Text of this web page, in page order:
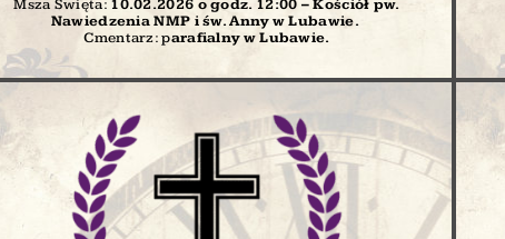
Msza Święta: 10.02.2026 o godz. 12:00 – Kościół pw.
Nawiedzenia NMP i św. Anny w Lubawie.
Cmentarz: parafialnyw Lubawie.